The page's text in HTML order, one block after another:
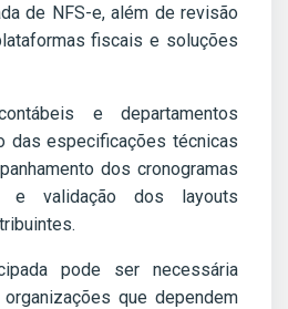
de NFS-e, além de revisão
fiscais e soluções
e departamentos
das especificações técnicas
dos cronogramas
e validação dos layouts
pode ser necessária
que dependem